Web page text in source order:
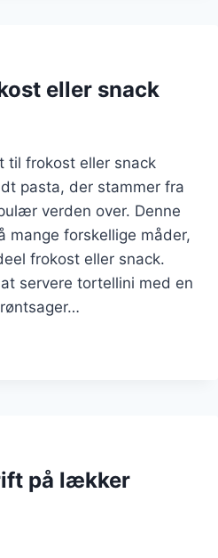
eller snack
til frokost eller snack
pasta, der stammer fra
verden over. Denne
mange forskellige måder,
frokost eller snack.
servere tortellini med en
på lækker